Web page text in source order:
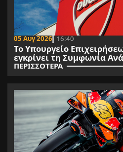
05 Αυγ 2026 16:40
Το Υπουργείο
εγκρίνει τη Συμφωνία
ΠΕΡΙΣΣΟΤΕΡΑ